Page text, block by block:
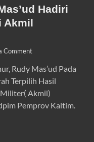
Hadiri
Akmil
Comment
Rudy Mas’ud Pada
Terpilih Hasil
Militer( Akmil)
Pemprov Kaltim.